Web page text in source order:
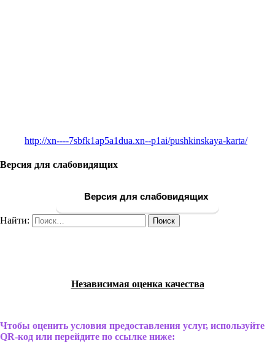
http://xn----7sbfk1ap5a1dua.xn--p1ai/pushkinskaya-karta/
Версия для слабовидящих
Версия для слабовидящих
Найти:
Независимая оценка качества
Чтобы оценить условия предоставления услуг, используйте
QR-код или перейдите по ссылке ниже: